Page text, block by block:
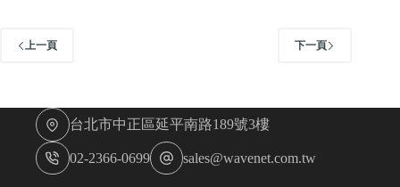
上一頁 下一頁
台北市中正區延平南路189號3樓
02-2366-0699 sales@wavenet.com.tw